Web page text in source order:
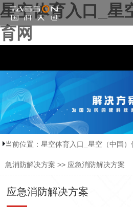
星空体育入口_星
育网
当前位置： 星空体育入口_星空（中国）
急消防解决方案 >> 应急消防解决方案
应急消防解决方案